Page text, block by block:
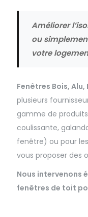
Améliorer
ou
votre
Fenêtres Bois, Alu,
plusieurs
gamme de
coulissante,
fenêtre) ou pour
vous proposer des
Nous intervenons
fenêtres de toit